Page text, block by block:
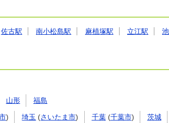
佐古駅 南小松島駅 麻植塚駅 立江駅
山形 福島
) 埼玉 (さいたま市) 千葉(千葉市)
茨城